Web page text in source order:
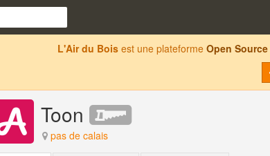
L'Air du Bois est une plateforme Open Source
Toon
pas de calais